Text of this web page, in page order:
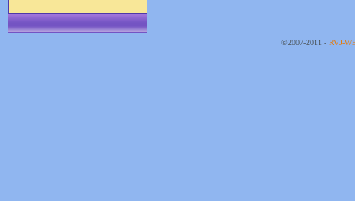
©2007-2011 - RVJ-